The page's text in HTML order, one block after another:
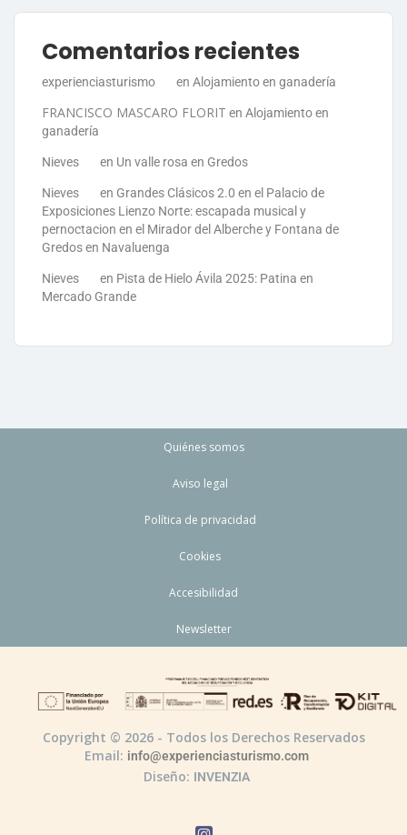
Comentarios recientes
experienciasturismo en Alojamiento en ganadería
FRANCISCO MASCARO FLORIT en Alojamiento en
ganadería
Nieves en Un valle rosa en Gredos
Nieves en Grandes Clásicos 2.0 en el Palacio de
Exposiciones Lienzo Norte: escapada musical y
pernoctacion en el Mirador del Alberche y Fontana de
Gredos en Navaluenga
Nieves en Pista de Hielo Ávila 2025: Patina en
Mercado Grande
Quiénes somos
Aviso legal
Política de privacidad
Cookies
Accesibilidad
Newsletter
Copyright © 2026 - Todos los Derechos Reservados
Email: info@experienciasturismo.com
Diseño: INVENZIA